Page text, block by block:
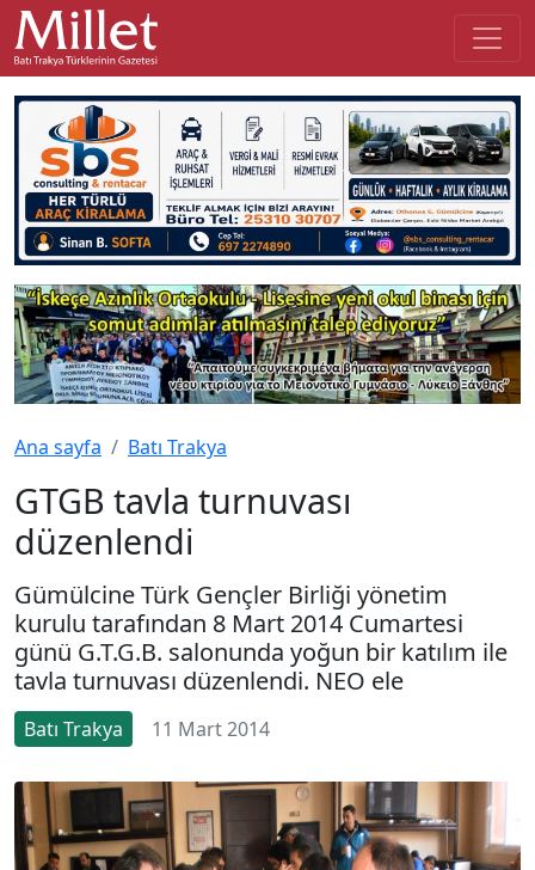
Ana sayfa Batı Trakya
GTGB tavla turnuvası
düzenlendi
Gümülcine Türk Gençler Birliği yönetim
kurulu tarafından 8 Mart 2014 Cumartesi
günü G.T.G.B. salonunda yoğun bir katılım ile
tavla turnuvası düzenlendi. NEO ele
Batı Trakya 11 Mart 2014